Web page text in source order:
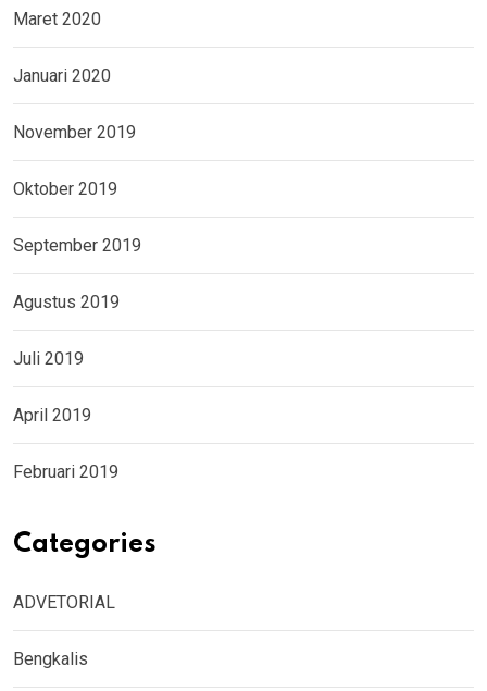
Maret 2020
Januari 2020
November 2019
Oktober 2019
September 2019
Agustus 2019
Juli 2019
April 2019
Februari 2019
Categories
ADVETORIAL
Bengkalis